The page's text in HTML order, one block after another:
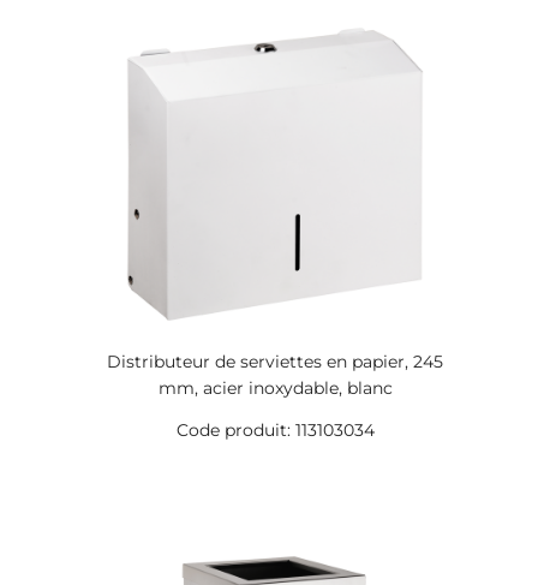
Distributeur de serviettes en papier, 245
mm, acier inoxydable, blanc
Code produit: 113103034